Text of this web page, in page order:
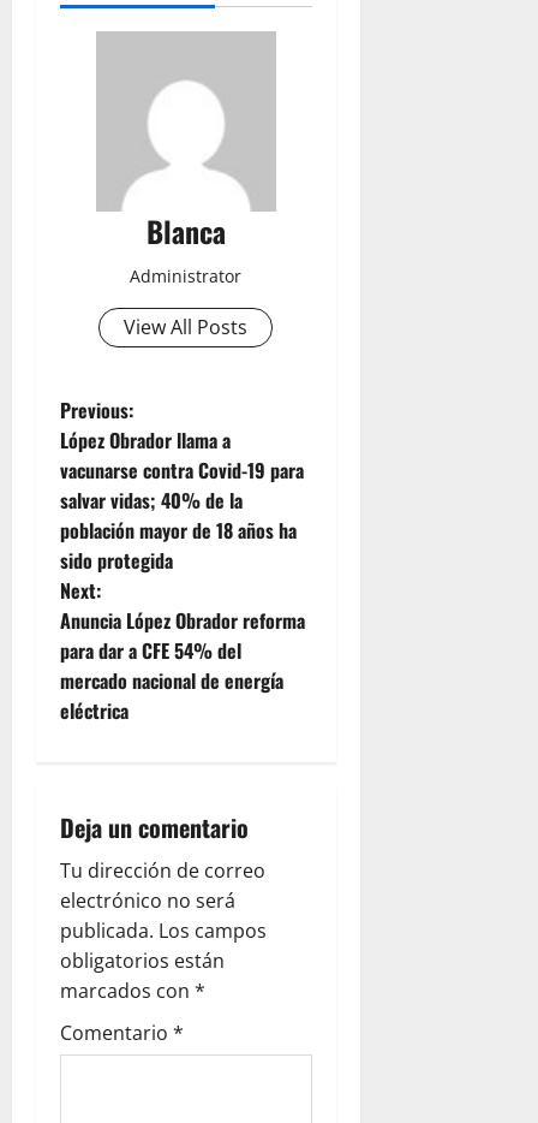
Blanca
Administrator
View All Posts
P
o
s
t
n
a
v
g
a
t
i
o
Previous:
López Obrador llama a
vacunarse contra Covid-19 para
salvar vidas; 40% de la
población mayor de 18 años ha
sido protegida
Next:
Anuncia López Obrador reforma
para dar a CFE 54% del
mercado nacional de energía
eléctrica
Deja un comentario
Tu dirección de correo
electrónico no será
publicada. Los campos
obligatorios están
marcados con *
Comentario *